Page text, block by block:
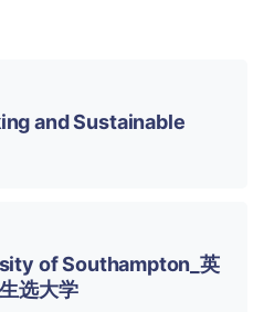
and Sustainable
of Southampton_英
选大学